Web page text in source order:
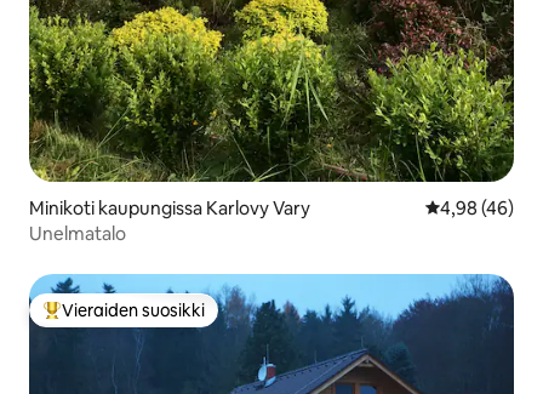
Minikoti kaupungissa Karlovy Vary
4,98 (46)
Unelmatalo
Vieraiden suosikkien parhaimmistoa
Vieraiden suosikki